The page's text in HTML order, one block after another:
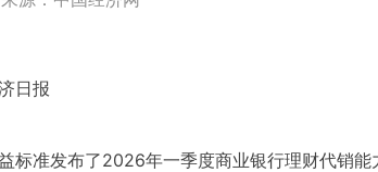
日报
标准发布了2026年一季度商业银行理财代销